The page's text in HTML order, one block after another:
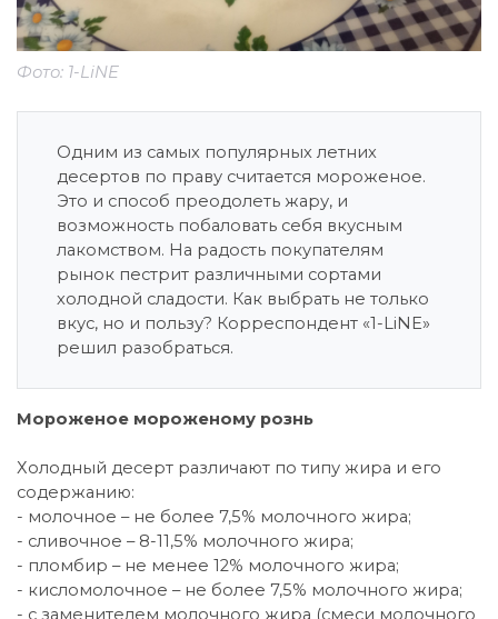
Фото: 1-LiNE
Одним из самых популярных летних
десертов по праву считается мороженое.
Это и способ преодолеть жару, и
возможность побаловать себя вкусным
лакомством. На радость покупателям
рынок пестрит различными сортами
холодной сладости. Как выбрать не только
вкус, но и пользу? Корреспондент «1-LiNE»
решил разобраться.
Мороженое мороженому рознь
Холодный десерт различают по типу жира и его
содержанию:
- молочное – не более 7,5% молочного жира;
- сливочное – 8-11,5% молочного жира;
- пломбир – не менее 12% молочного жира;
- кисломолочное – не более 7,5% молочного жира;
- с заменителем молочного жира (смеси молочного